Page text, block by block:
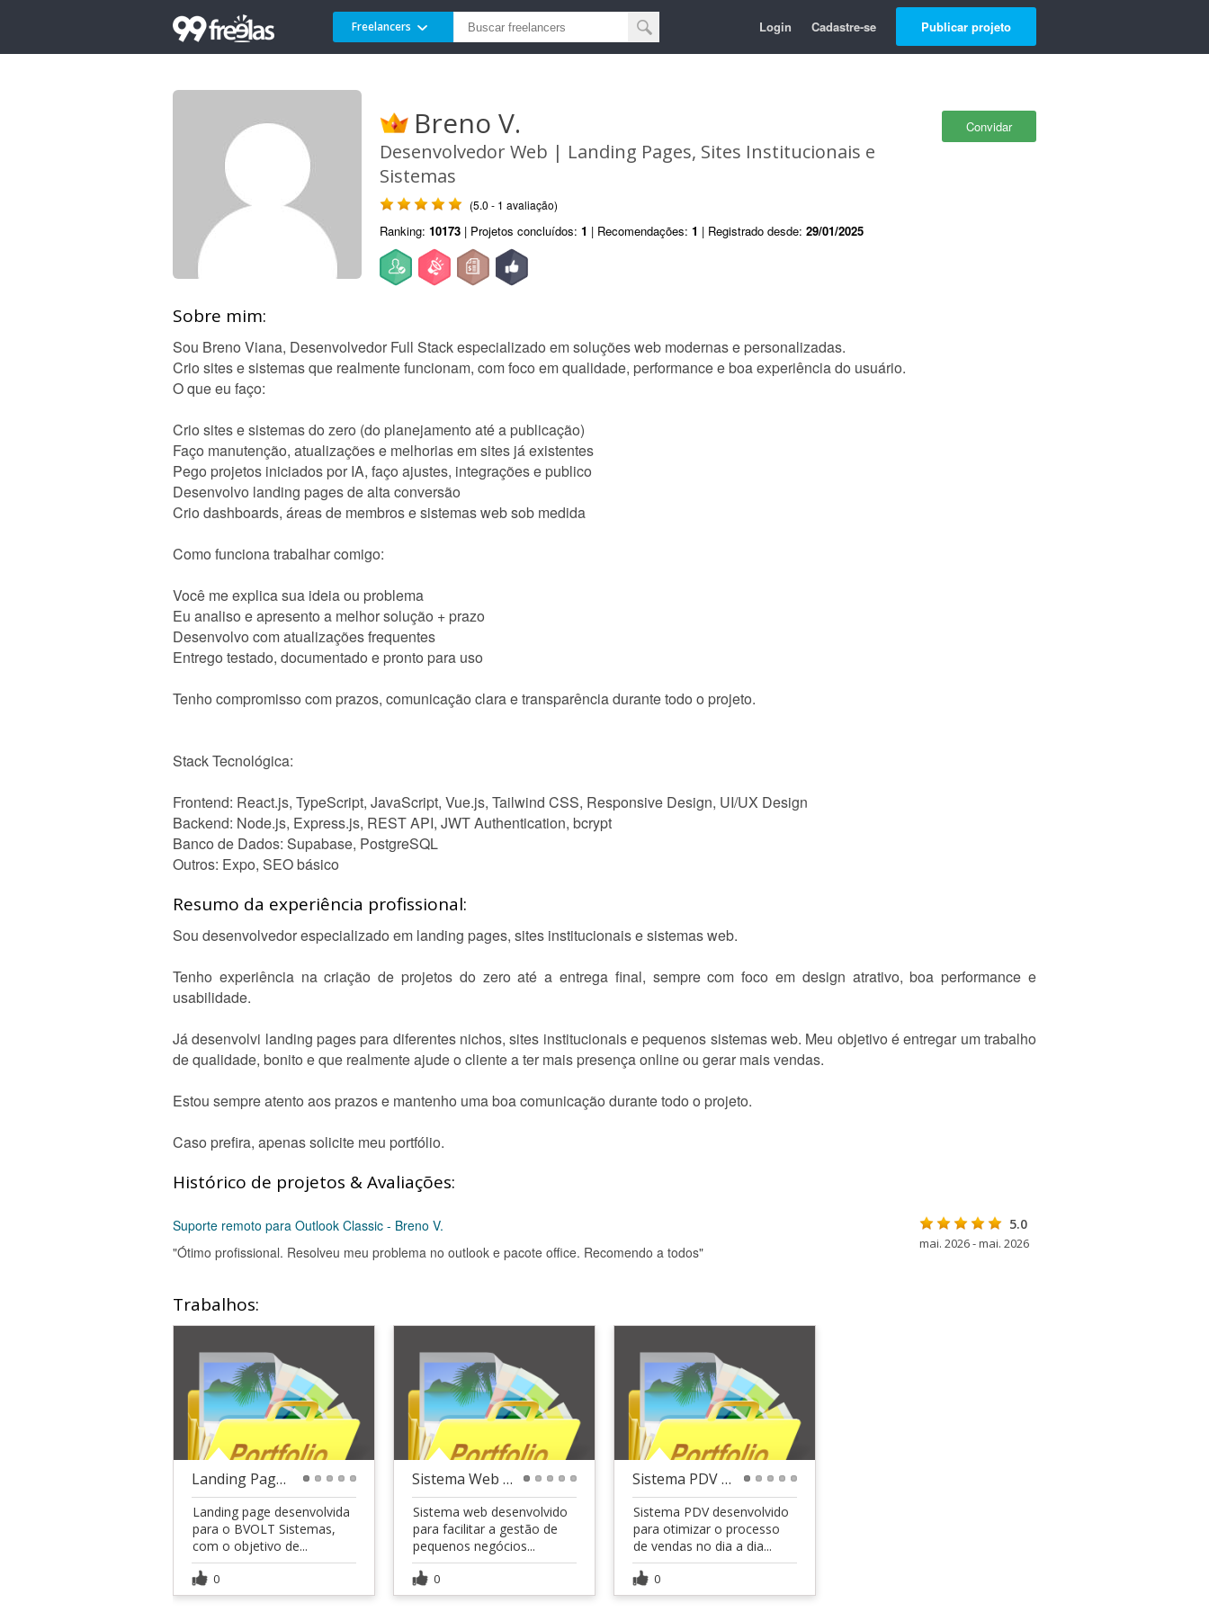
Freelancers Login Cadastre-se Publicar projeto
Convidar
Breno V.
Desenvolvedor Web | Landing Pages, Sites Institucionais e
Sistemas
(5.0 - 1 avaliação)
Ranking: 10173 | Projetos concluídos: 1 | Recomendações: 1 | Registrado desde: 29/01/2025
Sobre mim:
Sou Breno Viana, Desenvolvedor Full Stack especializado em soluções web modernas e personalizadas.
Crio sites e sistemas que realmente funcionam, com foco em qualidade, performance e boa experiência do usuário.
O que eu faço:
Crio sites e sistemas do zero (do planejamento até a publicação)
Faço manutenção, atualizações e melhorias em sites já existentes
Pego projetos iniciados por IA, faço ajustes, integrações e publico
Desenvolvo landing pages de alta conversão
Crio dashboards, áreas de membros e sistemas web sob medida
Como funciona trabalhar comigo:
Você me explica sua ideia ou problema
Eu analiso e apresento a melhor solução + prazo
Desenvolvo com atualizações frequentes
Entrego testado, documentado e pronto para uso
Tenho compromisso com prazos, comunicação clara e transparência durante todo o projeto.
Stack Tecnológica:
Frontend: React.js, TypeScript, JavaScript, Vue.js, Tailwind CSS, Responsive Design, UI/UX Design
Backend: Node.js, Express.js, REST API, JWT Authentication, bcrypt
Banco de Dados: Supabase, PostgreSQL
Outros: Expo, SEO básico
Resumo da experiência profissional:
Sou desenvolvedor especializado em landing pages, sites institucionais e sistemas web.
Tenho experiência na criação de projetos do zero até a entrega final, sempre com foco em design atrativo, boa performance e
usabilidade.
Já desenvolvi landing pages para diferentes nichos, sites institucionais e pequenos sistemas web. Meu objetivo é entregar um trabalho
de qualidade, bonito e que realmente ajude o cliente a ter mais presença online ou gerar mais vendas.
Estou sempre atento aos prazos e mantenho uma boa comunicação durante todo o projeto.
Caso prefira, apenas solicite meu portfólio.
Histórico de projetos & Avaliações:
Suporte remoto para Outlook Classic - Breno V.
"Ótimo profissional. Resolveu meu problema no outlook e pacote office. Recomendo a todos"
5.0
mai. 2026 - mai. 2026
Trabalhos:
Landing Page para BVOLT Sistemas - PDV
Landing page desenvolvida
para o BVOLT Sistemas,
com o objetivo de...
0
Sistema Web de Gestão para Pequenos Negócios - BVO
Sistema web desenvolvido
para facilitar a gestão de
pequenos negócios...
0
Sistema PDV BVOLT
Sistema PDV desenvolvido
para otimizar o processo
de vendas no dia a dia...
0